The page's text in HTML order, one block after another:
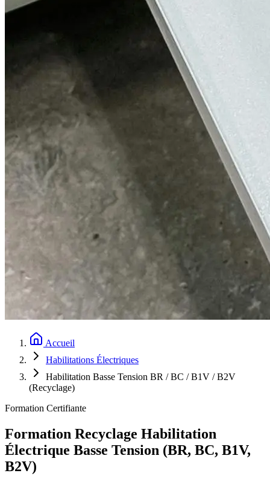
Accueil
Habilitations Électriques
Habilitation Basse Tension BR / BC / B1V / B2V
(Recyclage)
Formation Certifiante
Formation Recyclage Habilitation
Électrique Basse Tension (BR, BC, B1V,
B2V)